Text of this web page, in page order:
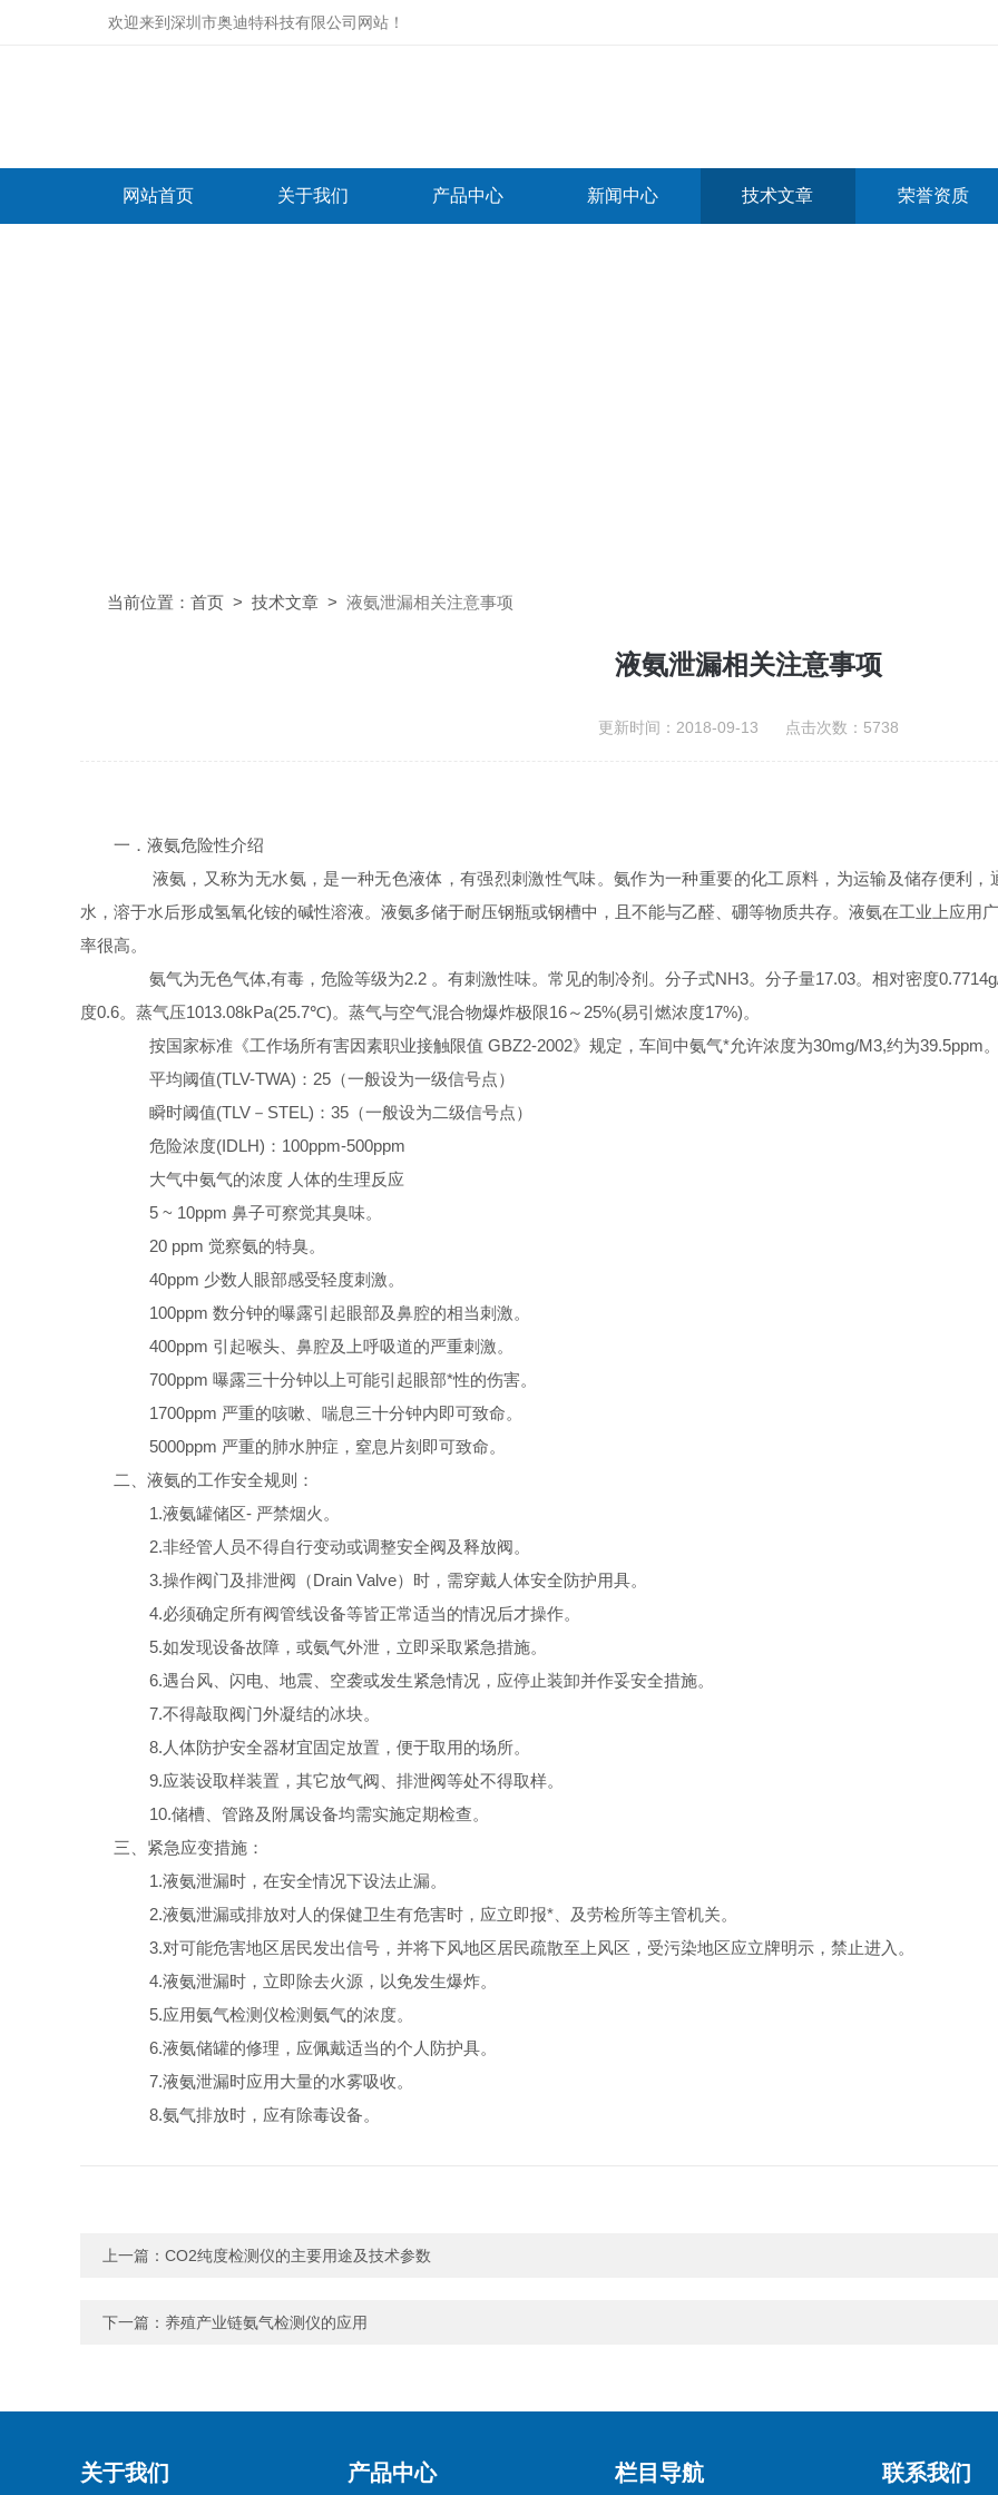
欢迎来到 深圳市奥迪特科技有限公司网站 ！
网站首页 关于我们 产品中心 新闻中心 技术文章 荣誉资质
当前位置： 首页 > 技术文章 > 液氨泄漏相关注意事项
液氨泄漏相关注意事项
更新时间：2018-09-13 点击次数：5738
一．液氨危险性介绍
液氨，又称为无水氨，是一种无色液体，有强烈刺激性气味。氨作为一种重要的化工原料，为运输及储存便利，
水，溶于水后形成氢氧化铵的碱性溶液。液氨多储于耐压钢瓶或钢槽中，且不能与乙醛、硼等物质共存。液氨在工业上应用
率很高。
氨气为无色气体,有毒，危险等级为2.2 。有刺激性味。常见的制冷剂。分子式NH3。分子量17.03。相对密度
度0.6。蒸气压1013.08kPa(25.7℃)。蒸气与空气混合物爆炸极限16～25%(易引燃浓度17%)。
按国家标准《工作场所有害因素职业接触限值 GBZ2-2002》规定，车间中氨气*允许浓度为30mg/M3,约为39.5ppm
平均阈值(TLV-TWA)：25（一般设为一级信号点）
瞬时阈值(TLV－STEL)：35（一般设为二级信号点）
危险浓度(IDLH)：100ppm-500ppm
大气中氨气的浓度 人体的生理反应
5 ~ 10ppm 鼻子可察觉其臭味。
20 ppm 觉察氨的特臭。
40ppm 少数人眼部感受轻度刺激。
100ppm 数分钟的曝露引起眼部及鼻腔的相当刺激。
400ppm 引起喉头、鼻腔及上呼吸道的严重刺激。
700ppm 曝露三十分钟以上可能引起眼部*性的伤害。
1700ppm 严重的咳嗽、喘息三十分钟内即可致命。
5000ppm 严重的肺水肿症，窒息片刻即可致命。
二、液氨的工作安全规则：
1.液氨罐储区- 严禁烟火。
2.非经管人员不得自行变动或调整安全阀及释放阀。
3.操作阀门及排泄阀（Drain Valve）时，需穿戴人体安全防护用具。
4.必须确定所有阀管线设备等皆正常适当的情况后才操作。
5.如发现设备故障，或氨气外泄，立即采取紧急措施。
6.遇台风、闪电、地震、空袭或发生紧急情况，应停止装卸并作妥安全措施。
7.不得敲取阀门外凝结的冰块。
8.人体防护安全器材宜固定放置，便于取用的场所。
9.应装设取样装置，其它放气阀、排泄阀等处不得取样。
10.储槽、管路及附属设备均需实施定期检查。
三、紧急应变措施：
1.液氨泄漏时，在安全情况下设法止漏。
2.液氨泄漏或排放对人的保健卫生有危害时，应立即报*、及劳检所等主管机关。
3.对可能危害地区居民发出信号 ，并将下风地区居民疏散至上风区，受污染地区应立牌明示，禁止进入。
4.液氨泄漏时，立即除去火源，以免发生爆炸。
5.应用氨气检测仪检测氨气的浓度。
6.液氨储罐的修理，应佩戴适当的个人防护具。
7.液氨泄漏时应用大量的水雾吸收。
8.氨气排放时，应有除毒设备。
上一篇： CO2纯度检测仪的主要用途及技术参数
下一篇： 养殖产业链氨气检测仪的应用
关于我们 产品中心 栏目导航 联系我们